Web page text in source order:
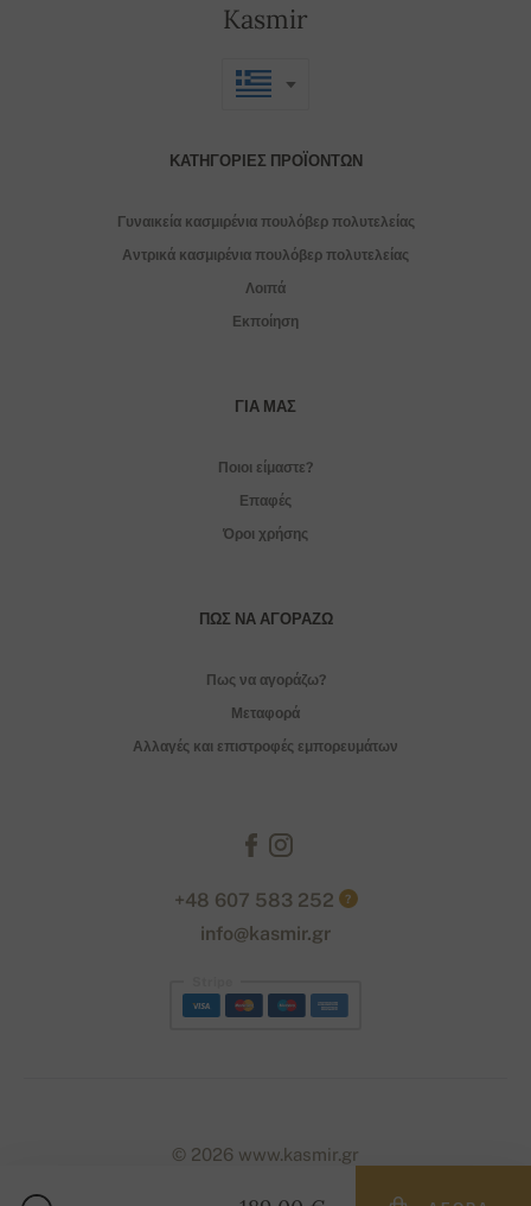
Kasmir
ΚΑΤΗΓΟΡΊΕΣ ΠΡΟΪΌΝΤΩΝ
Γυναικεία κασμιρένια πουλόβερ πολυτελείας
Αντρικά κασμιρένια πουλόβερ πολυτελείας
Λοιπά
Εκποίηση
ΓΙΑ ΜΑΣ
Ποιοι είμαστε?
Επαφές
Όροι χρήσης
ΠΏΣ ΝΑ ΑΓΟΡΆΖΩ
Πως να αγοράζω?
Μεταφορά
Αλλαγές και επιστροφές εμπορευμάτων
+48 607 583 252 ?
info@kasmir.gr
© 2026 www.kasmir.gr